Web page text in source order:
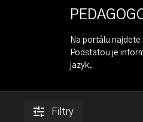
Na portálu
Podstatou je
jazyk.
Filtry